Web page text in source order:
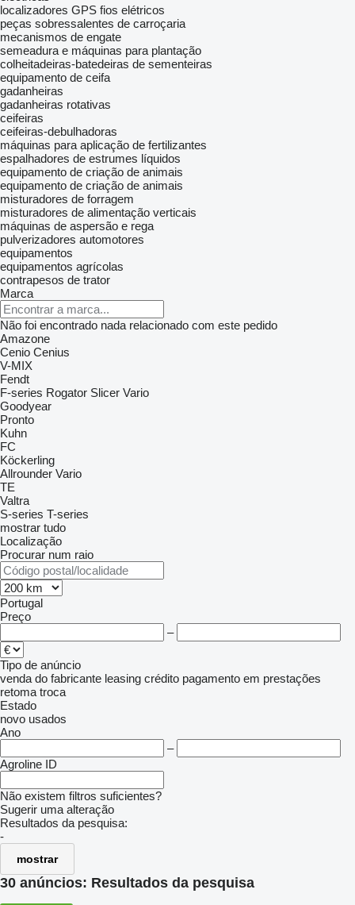
localizadores GPS fios elétricos
peças sobressalentes de carroçaria
mecanismos de engate
semeadura e máquinas para plantação
colheitadeiras-batedeiras de sementeiras
equipamento de ceifa
gadanheiras
gadanheiras rotativas
ceifeiras
ceifeiras-debulhadoras
máquinas para aplicação de fertilizantes
espalhadores de estrumes líquidos
equipamento de criação de animais
equipamento de criação de animais
misturadores de forragem
misturadores de alimentação verticais
máquinas de aspersão e rega
pulverizadores automotores
equipamentos
equipamentos agrícolas
contrapesos de trator
Marca
Não foi encontrado nada relacionado com este pedido
Amazone
Cenio Cenius
V-MIX
Fendt
F-series Rogator Slicer Vario
Goodyear
Pronto
Kuhn
FC
Köckerling
Allrounder Vario
TE
Valtra
S-series T-series
mostrar tudo
Localização
Procurar num raio
Portugal
Preço
–
Tipo de anúncio
venda do fabricante leasing crédito pagamento em prestações
retoma troca
Estado
novo usados
Ano
–
Agroline ID
Não existem filtros suficientes?
Sugerir uma alteração
Resultados da pesquisa:
-
mostrar
30 anúncios: Resultados da pesquisa